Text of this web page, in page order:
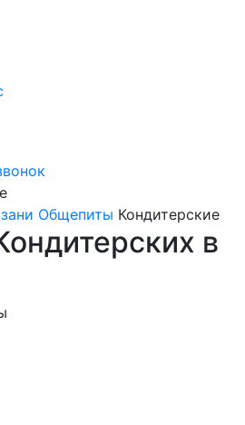
Общепиты Кондитерские
в